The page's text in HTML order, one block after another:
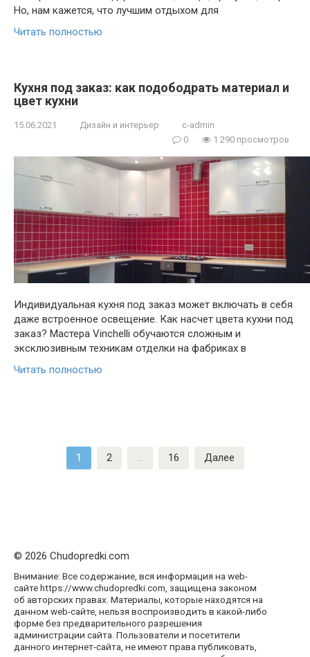
Но, нам кажется, что лучшим отдыхом для
Читать полностью
Кухня под заказ: как подободрать материал и
цвет кухни
15.06.2021 Дизайн и интерьер
c-admin
0
1 290 просмотров
Индивидуальная кухня под заказ может включать в себя
даже встроенное освещение. Как насчет цвета кухни под
заказ? Мастера Vinchelli обучаются сложным и
эксклюзивным техникам отделки на фабриках в
Читать полностью
1 2 … 16 Далее
© 2026 Chudopredki.com
Внимание: Все содержание, вся информация на web-
сайте https://www.chudopredki.com, защищена законом
об авторских правах. Материалы, которые находятся на
данном web-сайте, нельзя воспроизводить в какой-либо
форме без предварительного разрешения
администрации сайта. Пользователи и посетители
данного интернет-сайта, не имеют права публиковать,